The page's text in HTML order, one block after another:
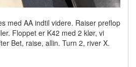
med AA indtil videre. Raiser preflop
Floppet er K42 med 2 klør, vi
Bet, raise, allin. Turn 2, river X.